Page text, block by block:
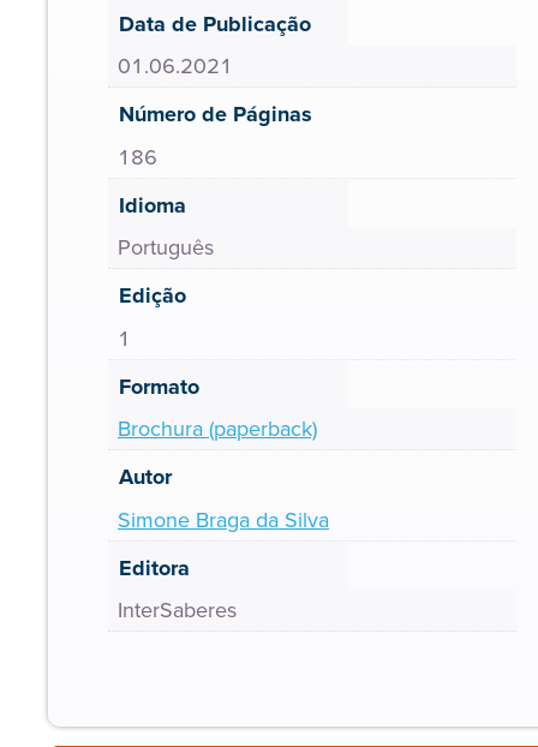
Data de Publicação
01.06.2021
Número de Páginas
186
Idioma
Português
Edição
1
Formato
Brochura (paperback)
Autor
Simone Braga da Silva
Editora
InterSaberes